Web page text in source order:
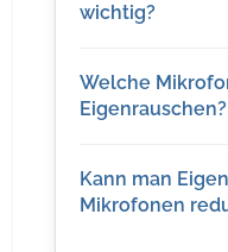
wichtig?
Welche
Eigenrauschen?
Kann man
Mikrofonen